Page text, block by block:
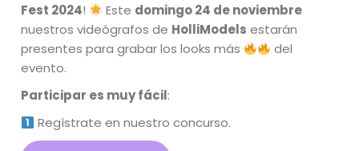
Fest 2024! Este domingo 24 de noviembre
nuestros videógrafos de HolliModels estarán
presentes para grabar los looks más
del
evento.
Participar es muy fácil:
Regístrate en nuestro concurso.